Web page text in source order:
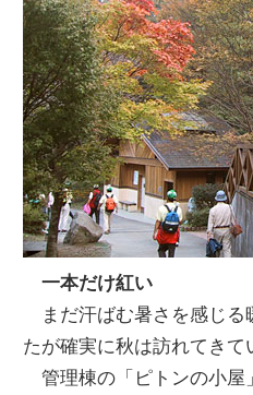
一本だけ紅い
まだ汗ばむ暑さを感じる
たが確実に秋は訪れてきて
管理棟の「ピトンの小屋